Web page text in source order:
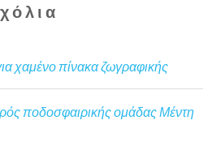
χαμένο πίνακα ζωγραφικής
ποδοσφαιρικής ομάδας Μέντη